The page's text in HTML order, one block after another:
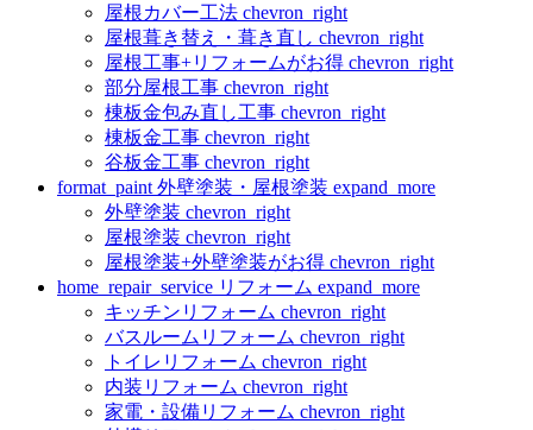
屋根カバー工法 chevron_right
屋根葺き替え・葺き直し chevron_right
屋根工事+リフォームがお得 chevron_right
部分屋根工事 chevron_right
棟板金包み直し工事 chevron_right
棟板金工事 chevron_right
谷板金工事 chevron_right
format_paint 外壁塗装・屋根塗装 expand_more
外壁塗装 chevron_right
屋根塗装 chevron_right
屋根塗装+外壁塗装がお得 chevron_right
home_repair_service リフォーム expand_more
キッチンリフォーム chevron_right
バスルームリフォーム chevron_right
トイレリフォーム chevron_right
内装リフォーム chevron_right
家電・設備リフォーム chevron_right